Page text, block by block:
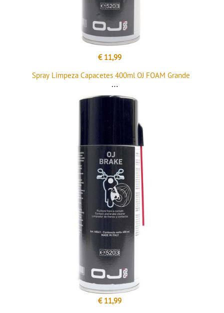
€ 11,99
Spray Limpeza Capacetes 400ml OJ FOAM Grande
€ 11,99